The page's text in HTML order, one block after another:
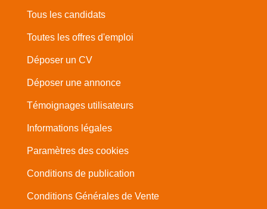
Tous les candidats
Toutes les offres d'emploi
Déposer un CV
Déposer une annonce
Témoignages utilisateurs
Informations légales
Paramètres des cookies
Conditions de publication
Conditions Générales de Vente